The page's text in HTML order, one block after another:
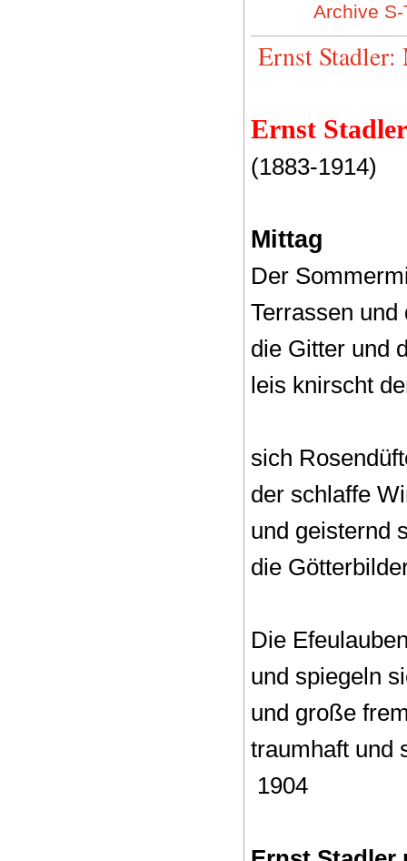
Archive S-
Ernst
Ernst Stadler
(1883-1914)
Mittag
Der
Terrassen und
die Gitter und
leis knirscht
sich
der schlaffe
und geisternd
die
Die
und spiegeln
und große
traumhaft und
1904